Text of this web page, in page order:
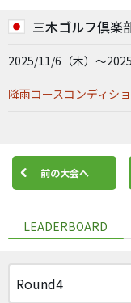
三木ゴルフ倶楽
2025/11/6（木）～
降雨コースコンディシ
前の大会へ
LEADERBOARD